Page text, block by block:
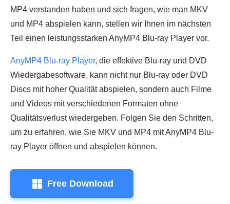
MP4 verstanden haben und sich fragen, wie man MKV
und MP4 abspielen kann, stellen wir Ihnen im nächsten
Teil einen leistungsstarken AnyMP4 Blu-ray Player vor.
AnyMP4 Blu-ray Player, die effektive Blu-ray und DVD
Wiedergabesoftware, kann nicht nur Blu-ray oder DVD
Discs mit hoher Qualität abspielen, sondern auch Filme
und Videos mit verschiedenen Formaten ohne
Qualitätsverlust wiedergeben. Folgen Sie den Schritten,
um zu erfahren, wie Sie MKV und MP4 mit AnyMP4 Blu-
ray Player öffnen und abspielen können.
Free Download